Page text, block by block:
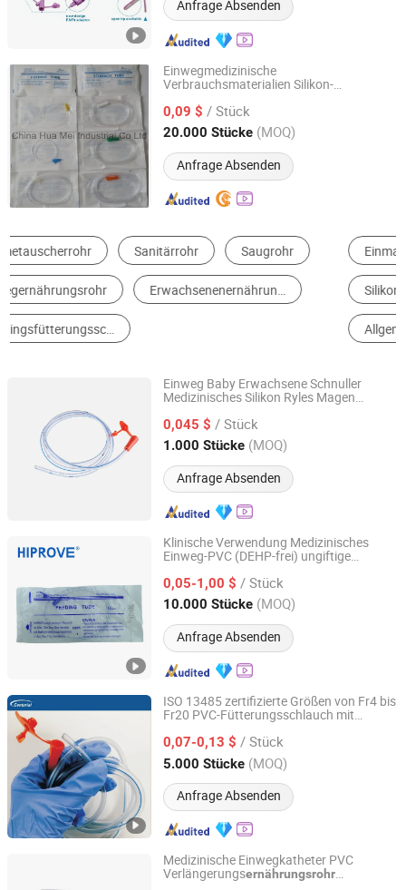
Anfrage Absenden
Einwegmedizinische
Verbrauchsmaterialien Silikon-
Zertifikat
0,09 $ / Stück
20.000 Stücke (MOQ)
Anfrage Absenden
CHINA HUAMEI MEDICAL INSTRUMENT CO., LTD.
Shanghai, China Seit 2005
Einmalige Medizinische Instrument Plastikleitung
Silikon und Silikonprodukte Injektionsinstrument
Gesundheitsartikel Für Operation
Einweg Baby Erwachsene Schnuller
Medizinisches Silikon Ryles Magen
0,045 $ / Stück
1.000 Stücke (MOQ)
Anfrage Absenden
Ningbo Multi Channel Co., Ltd.
Zhejiang, China Seit 2023
Klinische Verwendung Medizinisches
Einweg-PVC (DEHP-frei) ungiftige
Ernährungssonde
0,05-1,00 $ / Stück
10.000 Stücke (MOQ)
Anfrage Absenden
Qingdao Hiprove Medical Technologies Co., Ltd.
Shandong, China Seit 2016
ISO 13485 zertifizierte Größen von Fr4 bis
Fr20 PVC-Fütterungsschlauch mit
0,07-0,13 $ / Stück
5.000 Stücke (MOQ)
Anfrage Absenden
Zhongshan Centurial Medical Technology Co., Ltd.
Guangdong, China Seit 2021
Medizinische Einwegkatheter PVC
Verlängerungsernährungsrohr
Anhui Jinye Industrial Co., Ltd.